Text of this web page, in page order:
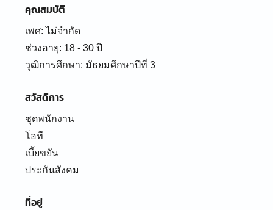
คุณสมบัติ
เพศ: ไม่จำกัด
ช่วงอายุ: 18 - 30 ปี
สวัสดิการ
ชุดพนักงาน
โอที
เบี้ยขยัน
ประกันสังคม
ที่อยู่